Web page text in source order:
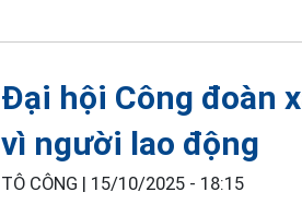
Đại hội Công đoàn
vì người lao động
TÔ CÔNG | 15/10/2025 - 18:15